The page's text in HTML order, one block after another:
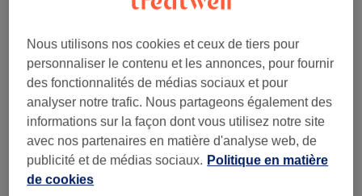
Sourcils (3)
à partir de 10,40 €
Extensions Et Rehaussements De
Cils (2)
à partir de 40 €
Epilation (11) à partir de 5 €
Manucure (15
Nous utilisons nos cookies et ceux de tiers pour
personnaliser le contenu et les annonces, pour fournir
des fonctionnalités de médias sociaux et pour
analyser notre trafic. Nous partageons également des
informations sur la façon dont vous utilisez notre site
avec nos partenaires en matière d'analyse web, de
publicité et de médias sociaux. Politique en matière
de cookies